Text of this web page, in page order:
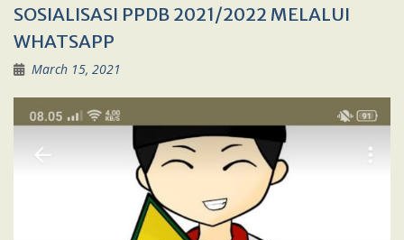
SOSIALISASI PPDB 2021/2022 MELALUI
WHATSAPP
March 15, 2021